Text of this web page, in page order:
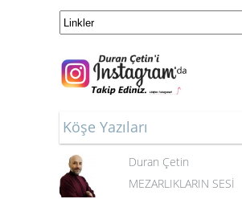
Köşe Yazıları
Duran Çetin
MEZARLIKLARIN SESİ